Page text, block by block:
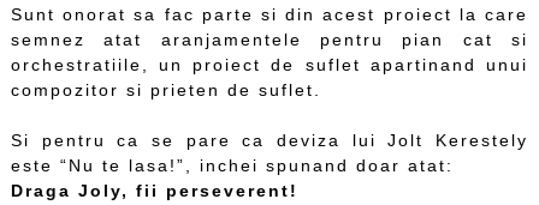
Sunt onorat sa fac parte si din acest proiect la care
semnez atat aranjamentele pentru pian cat si
orchestratiile, un proiect de suflet apartinand unui
compozitor si prieten de suflet.
Si pentru ca se pare ca deviza lui Jolt Kerestely
este “Nu te lasa!”, inchei spunand doar atat:
Draga Joly, fii perseverent!